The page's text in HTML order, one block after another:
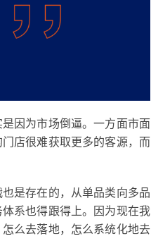
因为市场倒逼。一方面市面
店很难获取更多的客源，而
是存在的，从单品类向多品
系也得跟得上。因为现在我
么去落地，怎么系统化地去